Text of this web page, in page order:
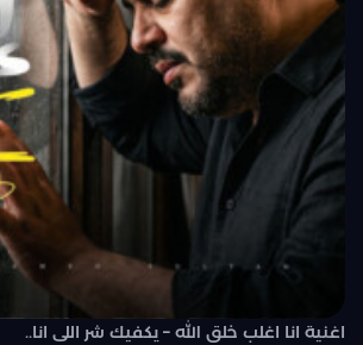
اغنية انا اغلب خلق الله – يكفيك شر اللى انا..